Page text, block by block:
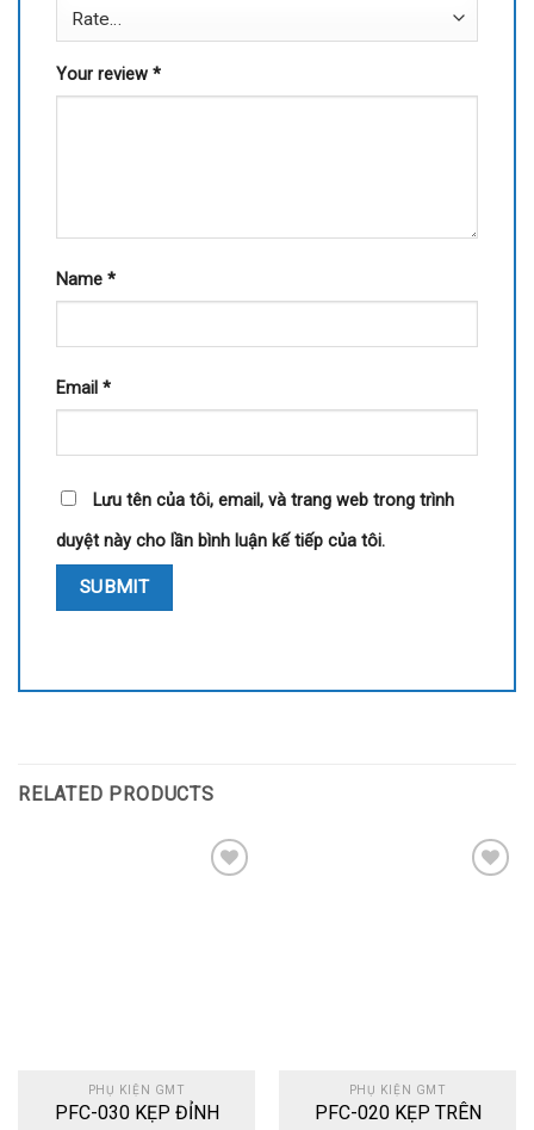
Your review *
Name *
Email *
Lưu tên của tôi, email, và trang web trong trình
duyệt này cho lần bình luận kế tiếp của tôi.
RELATED PRODUCTS
PHỤ KIỆN GMT
PFC-030 KẸP ĐỈNH
PHỤ KIỆN GMT
PFC-020 KẸP TRÊN